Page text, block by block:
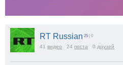
RT Russian 25 | 0
41 видео 24 поста 0 друзей